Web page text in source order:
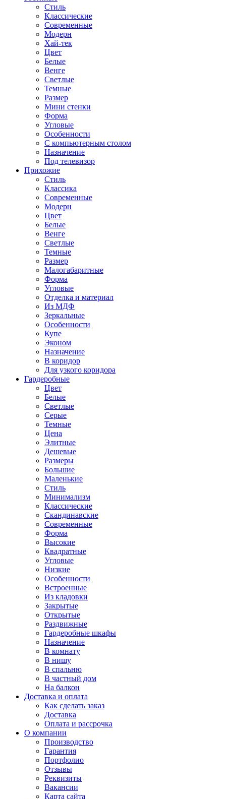
Стиль
Классические
Современные
Модерн
Хай-тек
Цвет
Белые
Венге
Светлые
Темные
Размер
Мини стенки
Форма
Угловые
Особенности
С компьютерным столом
Назначение
Под телевизор
Прихожие
Стиль
Классика
Современные
Модерн
Цвет
Белые
Венге
Светлые
Темные
Размер
Малогабаритные
Форма
Угловые
Отделка и материал
Из МДФ
Зеркальные
Особенности
Купе
Эконом
Назначение
В коридор
Для узкого коридора
Гардеробные
Цвет
Белые
Светлые
Серые
Темные
Цена
Элитные
Дешевые
Размеры
Большие
Маленькие
Стиль
Минимализм
Классические
Скандинавские
Современные
Форма
Высокие
Квадратные
Угловые
Низкие
Особенности
Встроенные
Из кладовки
Закрытые
Открытые
Раздвижные
Гардеробные шкафы
Назначение
В комнату
В нишу
В спальню
В частный дом
На балкон
Доставка и оплата
Как сделать заказ
Доставка
Оплата и рассрочка
О компании
Производство
Гарантия
Портфолио
Отзывы
Реквизиты
Вакансии
Карта сайта